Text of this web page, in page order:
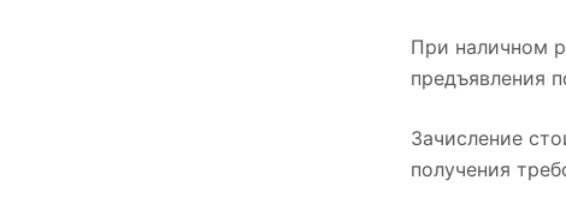
При наличном
предъявления
Зачисление
получения